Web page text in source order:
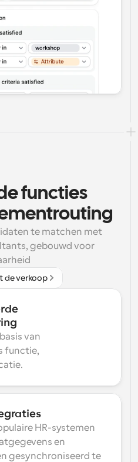
functies
te matchen met
gebouwd voor
de verkoop
van
functie,
HR-systemen
en
gesynchroniseerd te